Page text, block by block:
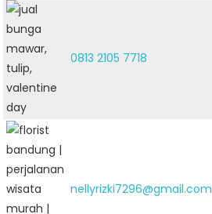
0813 2105 7718
nellyrizki7296@gmail.com